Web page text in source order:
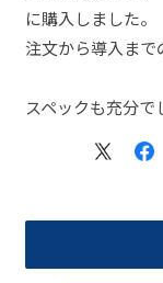
に購入しました。
注文から導入まで
スペックも充分で